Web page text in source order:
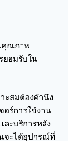
คุณภาพ
ยอมรับใน
ะสมต้องคำนึง
อร์การใช้งาน
ะบริการหลัง
จะได้อุปกรณ์ที่